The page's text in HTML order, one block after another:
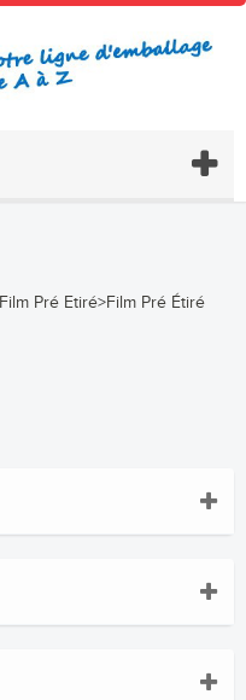
Film Pré Etiré>Film Pré Étiré